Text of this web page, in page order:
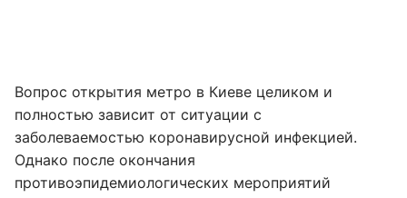
Вопрос открытия метро в Киеве целиком и
полностью зависит от ситуации с
заболеваемостью коронавирусной инфекцией.
Однако после окончания
противоэпидемиологических мероприятий